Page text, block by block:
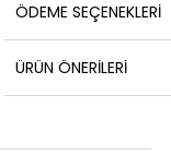
ÖDEME SEÇENEKLERI
ÜRÜN ÖNERILERI